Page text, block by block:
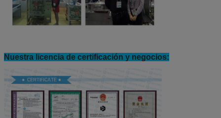
Nuestra licencia de certificación y negocios: